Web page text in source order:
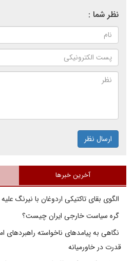
نظر شما :
ارسال نظر
آخرین خبرها
الگوی بقای تاکتیکی اردوغان با نیرنگ علیه
گره سیاست خارجی ایران چیست؟
نگاهی به پیامدهای ناخواسته راهبردهای
قدرت در خاورمیانه